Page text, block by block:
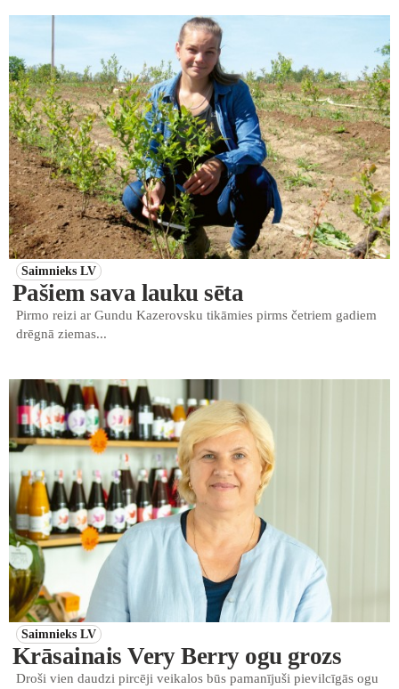
Saimnieks LV
Pašiem sava lauku sēta
Pirmo reizi ar Gundu Kazerovsku tikāmies pirms četriem gadiem
drēgnā ziemas...
Saimnieks LV
Krāsainais Very Berry ogu grozs
Droši vien daudzi pircēji veikalos būs pamanījuši pievilcīgās ogu